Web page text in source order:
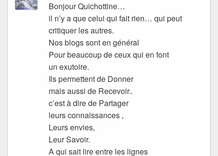
Bonjour Quichottine…
il n’y a que celui qui fait rien… qui peut
critiquer les autres.
Nos blogs sont en général
Pour beaucoup de ceux qui en font
un exutoire.
Ils permettent de Donner
mais aussi de Recevoir..
c’est à dire de Partager
leurs connaissances ,
Leurs envies,
Leur Savoir.
A qui sait lire entre les lignes